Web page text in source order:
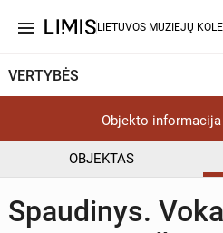
menu LIETUVOS MUZIEJŲ
VERTYBĖS
Objekto informacija
OBJEKTAS
Spaudinys.